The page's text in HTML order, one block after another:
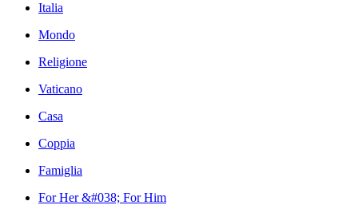
Italia
Mondo
Religione
Vaticano
Casa
Coppia
Famiglia
For Her &#038; For Him